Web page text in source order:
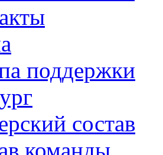
поддержки
состав
команды